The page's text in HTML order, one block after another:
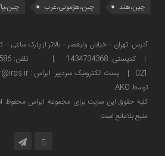
چین،هند
چین،هژمونی،غرب
021 | پست الکترونیک سردبیر ایراس : sardabir@iras.ir |
توسط AKO
كليه حقوق این سایت برای مجموعه ایراس محفوظ
منبع بلامانع است.